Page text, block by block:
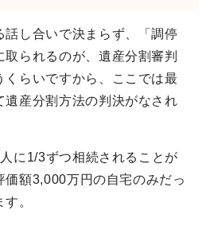
話し合いで決まらず、「調停
られるのが、遺産分割審判
くらいですから、ここでは最
遺産分割方法の判決がなされ
に1/3ずつ相続されることが
価額3,000万円の自宅のみだっ
。